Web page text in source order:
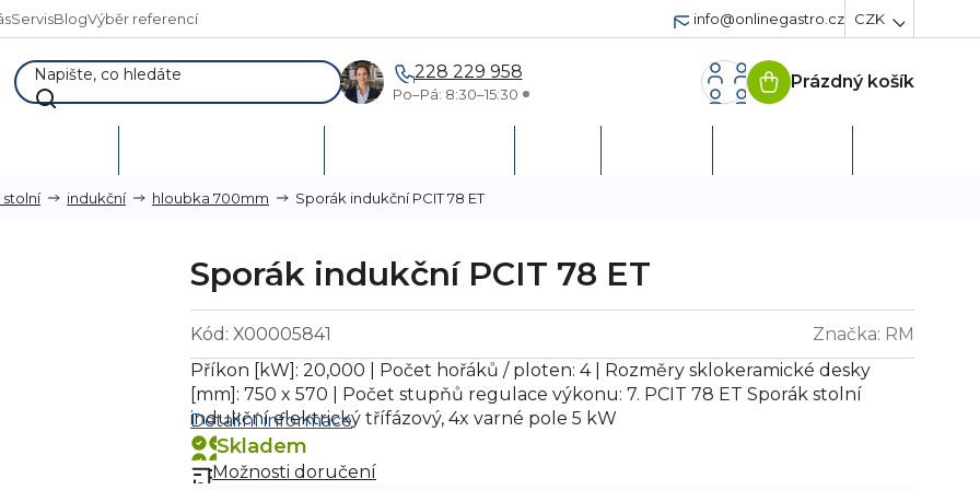
ServisBlogVýběr referencí info@onlinegastro.cz CZK
228 229 958
Po–Pá: 8:30–15:30
Nákupní
Prázdný košík
stolní indukční hloubka 700mm Sporák indukční PCIT 78 ET
Sporák indukční PCIT 78 ET
Značka: RM
Kód: X00005841
Skladem
Možnosti doručení
Příkon [kW]: 20,000 | Počet hořáků / ploten: 4 | Rozměry sklokeramické desky
[mm]: 750 x 570 | Počet stupňů regulace výkonu: 7. PCIT 78 ET Sporák stolní
indukční elektrický třífázový, 4x varné pole 5 kW
Detailní informace